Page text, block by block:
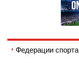
Федерации спорта